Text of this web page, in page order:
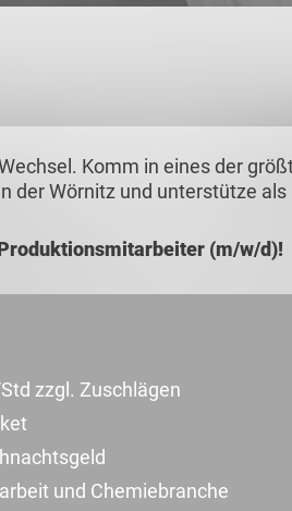
Komm in eines der
der Wörnitz und unterstütze als
(m/w/d)!
zzgl. Zuschlägen
und Chemiebranche